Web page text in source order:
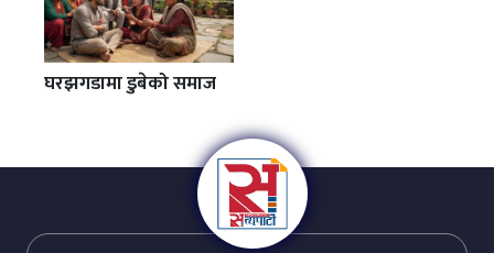
घरझगडामा डुबेको समाज